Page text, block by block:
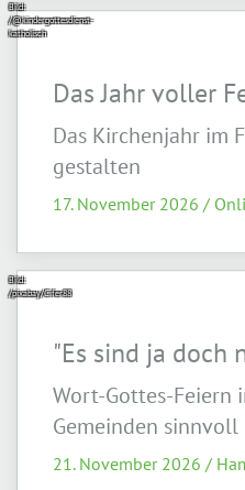
Bild:
/@kindergottesdienst-
katholisch
Das Jahr voller
Das Kirchenjahr im
gestalten
17. November 2026 /
Bild:
/pixabay/Cifer88
"Es sind ja doch
Wort-Gottes-Feiern
Gemeinden
21. November 2026 /